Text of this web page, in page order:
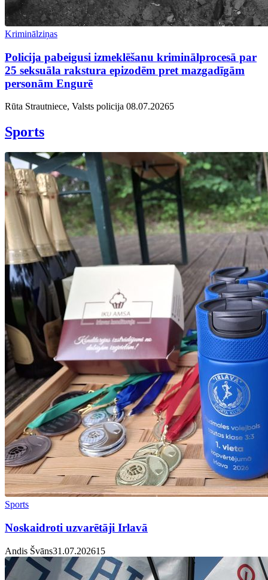
Kriminālziņas
Policija pabeigusi izmeklēšanu kriminālprocesā par
25 seksuāla rakstura epizodēm pret mazgadīgām
personām Engurē
Rūta Strautniece, Valsts policija 08.07.20265
Sports
Sports
Noskaidroti uzvarētāji Irlavā
Andis Švāns31.07.20261 5